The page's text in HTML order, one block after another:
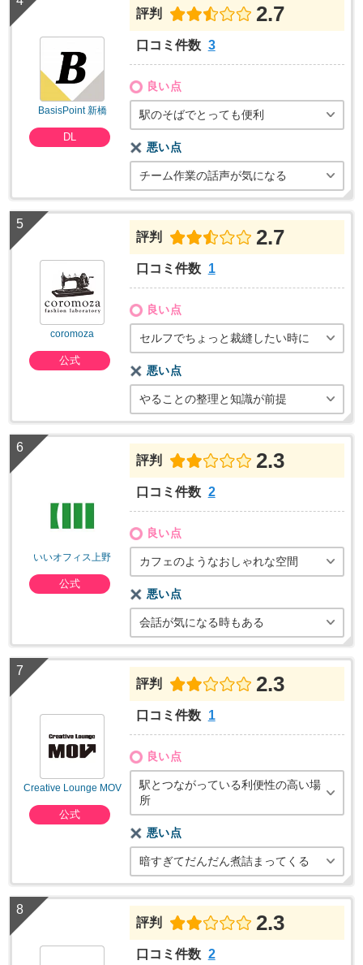
BasisPoint 新橋
DL
評判 2.7
口コミ件数 3
良い点
駅のそばでとっても便利
悪い点
チーム作業の話声が気になる
coromoza
公式
評判 2.7
口コミ件数 1
良い点
セルフでちょっと裁縫したい時に
悪い点
やることの整理と知識が前提
いいオフィス上野
公式
評判 2.3
口コミ件数 2
良い点
カフェのようなおしゃれな空間
悪い点
会話が気になる時もある
Creative Lounge MOV
公式
評判 2.3
口コミ件数 1
良い点
駅とつながっている利便性の高い場
所
悪い点
暗すぎてだんだん煮詰まってくる
評判 2.3
口コミ件数 2